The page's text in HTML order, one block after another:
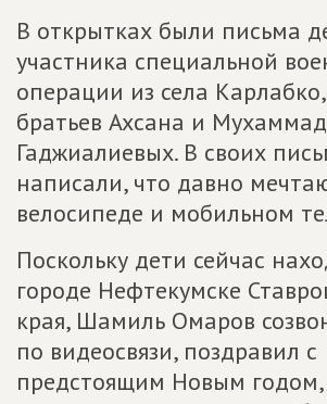
В открытках были письма
участника специальной
операции из села
братьев Ахсана и
Гаджиалиевых. В своих
написали, что давно
велосипеде и мобильном
Поскольку дети сейчас
городе Нефтекумске
края, Шамиль Омаров
по видеосвязи, поздравил с
предстоящим Новым годом,